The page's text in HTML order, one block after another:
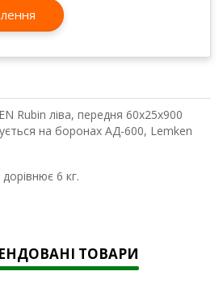
Rubin ліва, передня 60x25x900
на боронах АД-600, Lemken
6 кг.
ТОВАРИ